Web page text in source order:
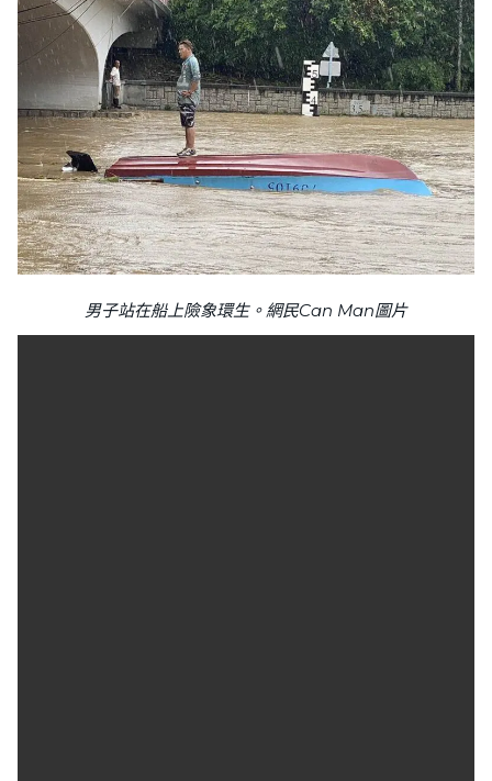
男子站在船上險象環生。網民Can Man圖片